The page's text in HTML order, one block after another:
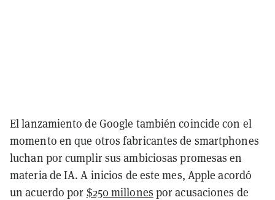
El lanzamiento de Google también coincide con el
momento en que otros fabricantes de smartphones
luchan por cumplir sus ambiciosas promesas en
materia de IA. A inicios de este mes, Apple acordó
un acuerdo por $250 millones por acusaciones de